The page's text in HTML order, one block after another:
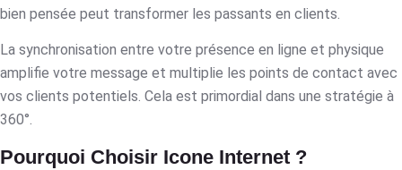
bien pensée peut transformer les passants en clients.
La synchronisation entre votre présence en ligne et physique
amplifie votre message et multiplie les points de contact avec
vos clients potentiels. Cela est primordial dans une stratégie à
360°.
Pourquoi Choisir Icone Internet ?